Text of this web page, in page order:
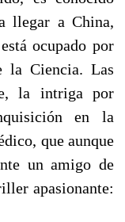
llegar a China,
ocupado por
la Ciencia. Las
la intriga por
en la
que aunque
un amigo de
apasionante: